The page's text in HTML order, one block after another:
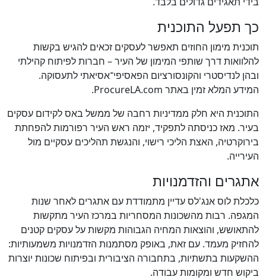
כך תפעל התוכנית
תוכנית מימון החוזים תאפשר לעסקים זכאים להגיש בקשות
להלוואות דרך שותפי המימון של העיר – חברות לפיתוח קהילתי
ובהן לנדיסטרי והקונסורציום הפאסיפי־אסיאתי לתעסוקה.
המידע המלא זמין באתר ProcureLA.com.
התוכנית היא חלק ממדיניות רחבה של ממשל באס לקידום עסקים
בעיר. מאז כניסתה לתפקיד, יזמה ראש העיר רפורמות להפחתת
בירוקרטיה, האצת הליכי רישוי, והנגשת תהליכים עסקיים מול
העירייה.
אתגרים והזדמנויות
כלכלת לוס אנג'לס עדיין מתמודדת עם אתגרים לאחר שנות
המגפה. רבות מהשכונות המסחריות במרכז העיר מתקשות
להתאושש, והוצאות המחיה הגבוהות מקשות על עסקים קטנים
להחזיק מעמד. עם זאת, באופק מסתמנות הזדמנויות משמעותיות:
ההשקעות בתשתיות, בתחבורה הציבורית ובפיתוח שכונות יוצרות
ביקוש חדש ומקומות עבודה.